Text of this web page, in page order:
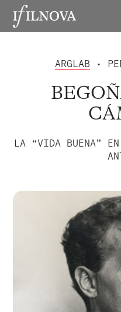
ARGLAB •
LA “VIDA BUENA”